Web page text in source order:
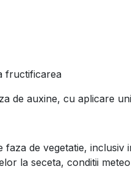
fructificarea
de auxine, cu aplicare
faza de vegetatie, inclusiv
la seceta, conditii